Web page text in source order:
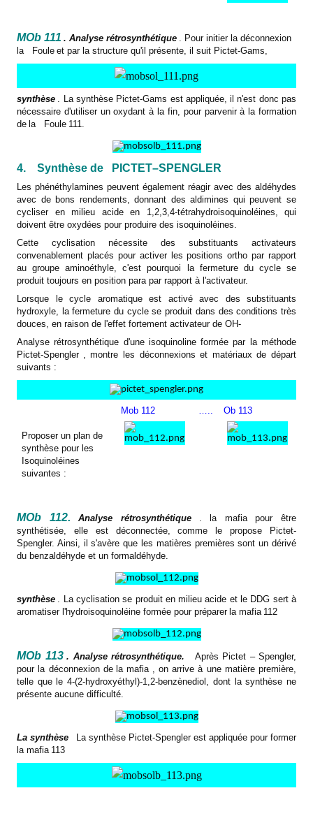
MOb 111 . Analyse rétrosynthétique
. Pour initier la déconnexion
la
Foule et par la structure qu'il présente, il suit Pictet-Gams,
synthèse
. La synthèse Pictet-Gams est appliquée, il n'est donc pas
nécessaire d'utiliser un oxydant à la fin, pour parvenir à la formation
de la Foule 111.
4. Synthèse de PICTET–SPENGLER
Les phénéthylamines peuvent également réagir avec des aldéhydes
avec de bons rendements, donnant des aldimines qui peuvent se
cycliser en milieu acide en 1,2,3,4-tétrahydroisoquinoléines, qui
doivent être oxydées pour produire des isoquinoléines.
Cette cyclisation nécessite des substituants activateurs
convenablement placés pour activer les positions ortho par rapport
au groupe aminoéthyle, c'est pourquoi la fermeture du cycle se
produit toujours en position para par rapport à l'activateur.
Lorsque le cycle aromatique est activé avec des substituants
hydroxyle, la fermeture du cycle se produit dans des conditions très
douces, en raison de l'effet fortement activateur de OH-
Analyse rétrosynthétique d'une isoquinoline formée par la méthode
Pictet-Spengler
, montre les déconnexions et matériaux de départ
suivants :
Proposer un plan de
synthèse pour les
Isoquinoléines
suivantes :
Mob 112 Ob 113
MOb 112. Analyse rétrosynthétique la mafia
pour être
synthétisée, elle est déconnectée, comme le propose Pictet-
Spengler. Ainsi, il s'avère que les matières premières sont un dérivé
du benzaldéhyde et un formaldéhyde.
synthèse
. La cyclisation se produit en milieu acide et le DDG sert à
aromatiser l'hydroisoquinoléine formée pour préparer la mafia 112
MOb 113 . Analyse rétrosynthétique.
Après Pictet – Spengler,
pour la déconnexion de la mafia
, on arrive à une matière première,
telle que le 4-(2-hydroxyéthyl)-1,2-benzènediol, dont la synthèse ne
présente aucune difficulté.
La synthèse
La synthèse Pictet-Spengler est appliquée pour former
la mafia 113